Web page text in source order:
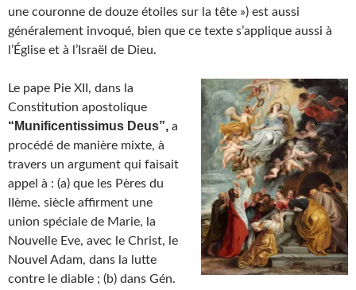
une couronne de douze étoiles sur la tête ») est aussi
généralement invoqué, bien que ce texte s’applique aussi à
l’Église et à l’Israël de Dieu.
Le pape Pie XII, dans la
Constitution apostolique
“Munificentissimus Deus”, a
procédé de manière mixte, à
travers un argument qui faisait
appel à : (a) que les Pères du
IIème. siècle affirment une
union spéciale de Marie, la
Nouvelle Eve, avec le Christ, le
Nouvel Adam, dans la lutte
contre le diable ; (b) dans Gén.